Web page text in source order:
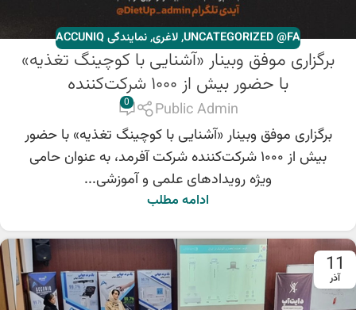
UNCATEGORIZED @FA
,لاغری,نمایندگی ACCUNIQ
برگزاری موفق وبینار «آشنایی با کوچینگ تغذیه»
با حضور بیش از ۱۰۰۰ شرکت‌کننده
Public Admin
0
برگزاری موفق وبینار «آشنایی با کوچینگ تغذیه» با حضور
بیش از ۱۰۰۰ شرکت‌کننده شرکت آفرمد، به عنوان حامی
ویژه رویدادهای علمی و آموزشی...
ادامه مطلب
11
آذر